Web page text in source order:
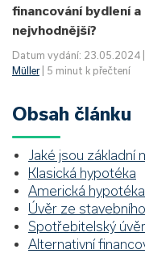
financování bydlení
nejvhodnější?
Datum vydání: 23.05.2024
Müller| 5 minut k přečtení
Obsah článku
Jaké jsou základní
Klasická hypotéka
Americká hypotéka
Úvěr ze
Spotřebitelský úvěr
Alternativní